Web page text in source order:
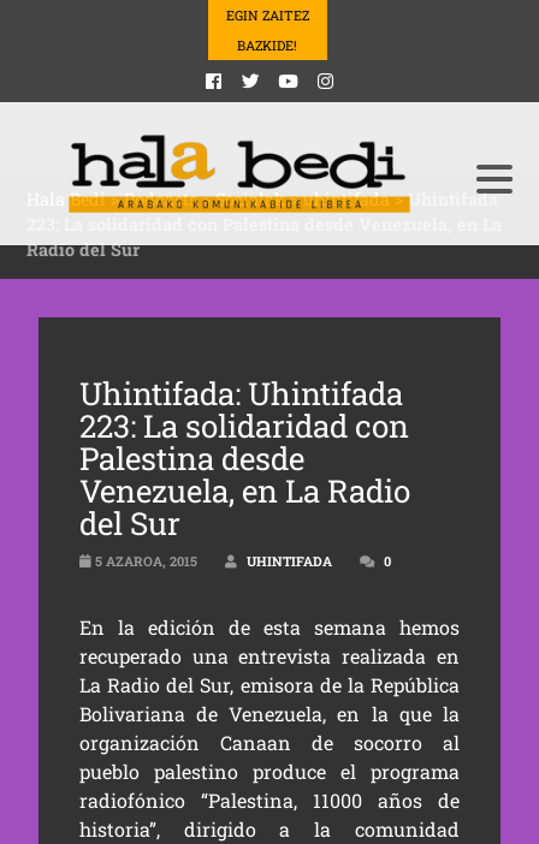
EGIN ZAITEZ
BAZKIDE!
Hala Bedi>Podcasts>Sozialak>uhintifada>Uhintifada
Radio del Sur
Uhintifada: Uhintifada
223: La solidaridad con
Palestina desde
Venezuela, en La Radio
del Sur
5 AZAROA, 2015 UHINTIFADA 0
En la edición de esta semana hemos
recuperado una entrevista realizada en
La Radio del Sur, emisora de la República
Bolivariana de Venezuela, en la que la
organización Canaan de socorro al
pueblo palestino produce el programa
radiofónico “Palestina, 11000 años de
historia”, dirigido a la comunidad